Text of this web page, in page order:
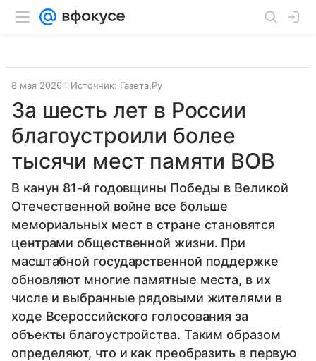
8 мая 2026 Источник: Газета.Ру
За шесть лет в России
благоустроили более
тысячи мест памяти ВОВ
В канун 81-й годовщины Победы в Великой
Отечественной войне все больше
мемориальных мест в стране становятся
центрами общественной жизни. При
масштабной государственной поддержке
обновляют многие памятные места, в их
числе и выбранные рядовыми жителями в
ходе Всероссийского голосования за
объекты благоустройства. Таким образом
определяют, что и как преобразить в первую